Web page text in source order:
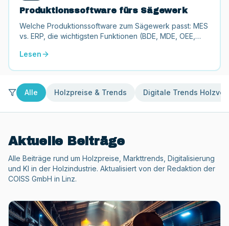
Produktionssoftware fürs Sägewerk
Welche Produktionssoftware zum Sägewerk passt: MES
vs. ERP, die wichtigsten Funktionen (BDE, MDE, OEE,
Lesen
Alle Holzpreise & Trends Digitale Trends
Aktuelle Beiträge
Alle Beiträge rund um Holzpreise, Markttrends, Digitalisierung
und KI in der Holzindustrie. Aktualisiert von der Redaktion der
COISS GmbH in Linz.